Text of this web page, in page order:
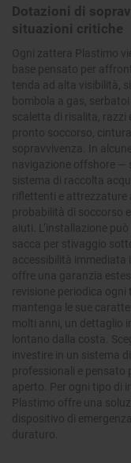
Dotazioni di
situazioni critiche
Ogni zattera Plastimo
base pensato per
tenda ad alta visibilità,
bombola a gas,
scaletta di risalita, razzi
pronto soccorso,
sopravvivenza. In
navigazione offshore —
sistema di raccolta
riflettenti e attrezzature
probabilità di soccorso
aiuti. L’installazione
sacca per stivaggio
accessibilità immediata
offre una garanzia
revisione periodica
mantenga le sue
molti anni, un dettaglio
lontano dalla costa.
investire in un sistema
professionali e pensato
aperto. Per ogni tipo di
Plastimo offre una
dispositivo di
duraturo.